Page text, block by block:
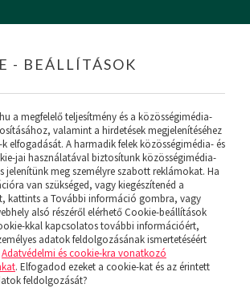
HŐSZIVATTYÚ
- BEÁLLÍTÁSOK
a megfelelő teljesítmény és a közösségimédia-
valamint a hirdetések megjelenítéséhez
elfogadását. A harmadik felek közösségimédia- és
jai használatával biztosítunk közösségimédia-
jelenítünk meg személyre szabott reklámokat. Ha
van szükséged, vagy kiegészítenéd a
kattints a További információ gombra, vagy
alsó részéről elérhető Cookie-beállítások
kkal kapcsolatos további információért,
adatok feldolgozásának ismertetéséért
Adatvédelmi és cookie-kra vonatkozó
. Elfogadod ezeket a cookie-kat és az érintett
feldolgozását?